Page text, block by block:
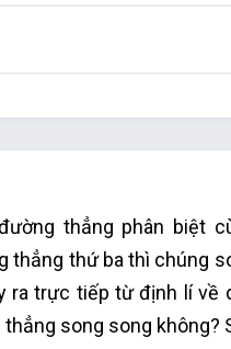
thẳng phân biệt
thẳng thứ ba thì chúng
ra trực tiếp từ định lí về
song song không?